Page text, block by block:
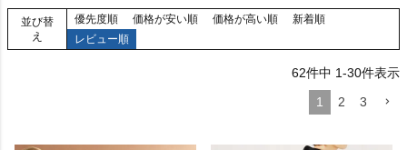
並び替
え
優先度順 価格が安い順 価格が高い順
新着順
レビュー順
62件中 1-30件表示
1
2 3